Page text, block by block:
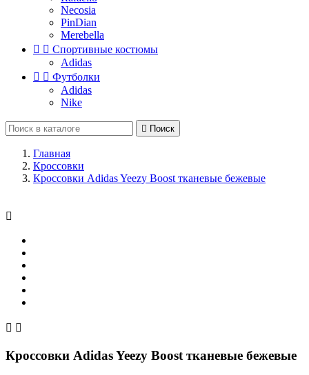
Necosia
PinDian
Merebella
  Спортивные костюмы
Adidas
  Футболки
Adidas
Nike
 Поиск
Главная
Кроссовки
Кроссовки Adidas Yeezy Boost тканевые бежевые

 
Кроссовки Adidas Yeezy Boost тканевые бежевые